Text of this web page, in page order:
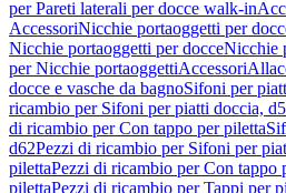
per Pareti laterali per docce walk-in
AccessoriNicchie portaoggetti per
Nicchie portaoggetti per docceNicchie
per Nicchie portaoggettiAccessori
docce e vasche da bagnoSifoni per
ricambio per Sifoni per piatti doccia,
di ricambio per Con tappo per piletta
d62Pezzi di ricambio per Sifoni per
pilettaPezzi di ricambio per Con tappo
pilettaPezzi di ricambio per Tappi per